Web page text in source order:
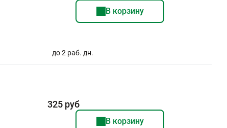
В корзину
до 2 раб. дн.
325 руб
В корзину